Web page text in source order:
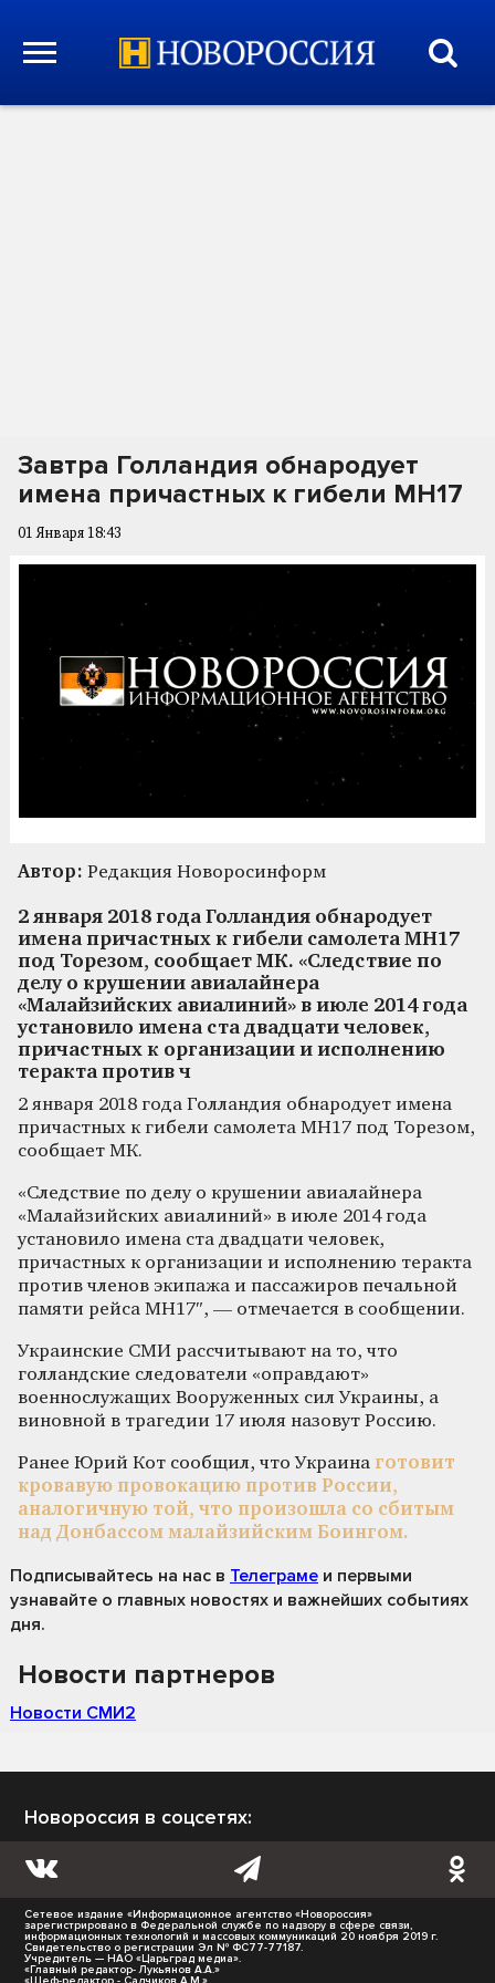
Завтра Голландия обнародует
имена причастных к гибели MH17
01 Января 18:43
Автор: Редакция Новоросинформ
2 января 2018 года Голландия обнародует
имена причастных к гибели самолета MH17
под Торезом, сообщает МК. «Следствие по
делу о крушении авиалайнера
«Малайзийских авиалиний» в июле 2014 года
установило имена ста двадцати человек,
причастных к организации и исполнению
теракта против ч
2 января 2018 года Голландия обнародует имена
причастных к гибели самолета MH17 под Торезом,
сообщает МК.
«Следствие по делу о крушении авиалайнера
«Малайзийских авиалиний» в июле 2014 года
установило имена ста двадцати человек,
причастных к организации и исполнению теракта
против членов экипажа и пассажиров печальной
памяти рейса MH17″, — отмечается в сообщении.
Украинские СМИ рассчитывают на то, что
голландские следователи «оправдают»
военнослужащих Вооруженных сил Украины, а
виновной в трагедии 17 июля назовут Россию.
Ранее Юрий Кот сообщил, что Украина готовит
кровавую провокацию против России,
аналогичную той, что произошла со сбитым
над Донбассом малайзийским Боингом.
Подписывайтесь на нас в Телеграме и первыми
узнавайте о главных новостях и важнейших событиях
дня.
Новости партнеров
Новости СМИ2
Новороссия в соцсетях:
Сетевое издание «Информационное агентство «Новороссия»
зарегистрировано в Федеральной службе по надзору в сфере связи,
информационных технологий и массовых коммуникаций 20 ноября 2019 г.
Свидетельство о регистрации Эл № ФС77-77187.
Учредитель — НАО «Царьград медиа».
«Главный редактор- Лукьянов А.А.»